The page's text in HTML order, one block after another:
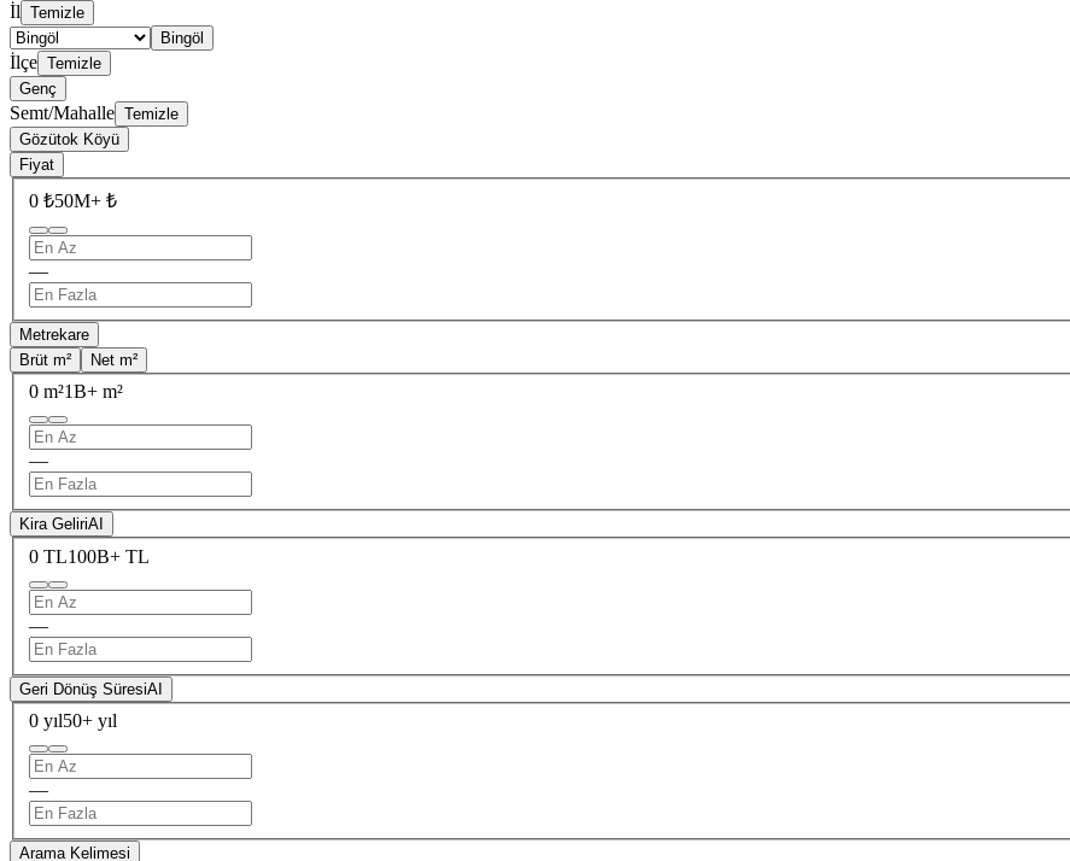
İl Temizle
Bingöl
İlçe Temizle
Genç
Semt/Mahalle Temizle
Gözütok Köyü
Fiyat
0 ₺50M+ ₺
—
Metrekare
Brüt m²
Net m²
0 m²1B+ m²
—
Kira GeliriAI
0 TL100B+ TL
—
Geri Dönüş SüresiAI
0 yıl50+ yıl
—
Arama Kelimesi